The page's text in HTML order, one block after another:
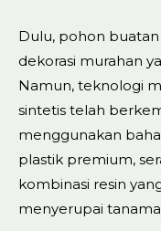
Dulu, pohon
dekorasi murahan
Namun, teknologi
sintetis telah
menggunakan
plastik premium,
kombinasi resin
menyerupai